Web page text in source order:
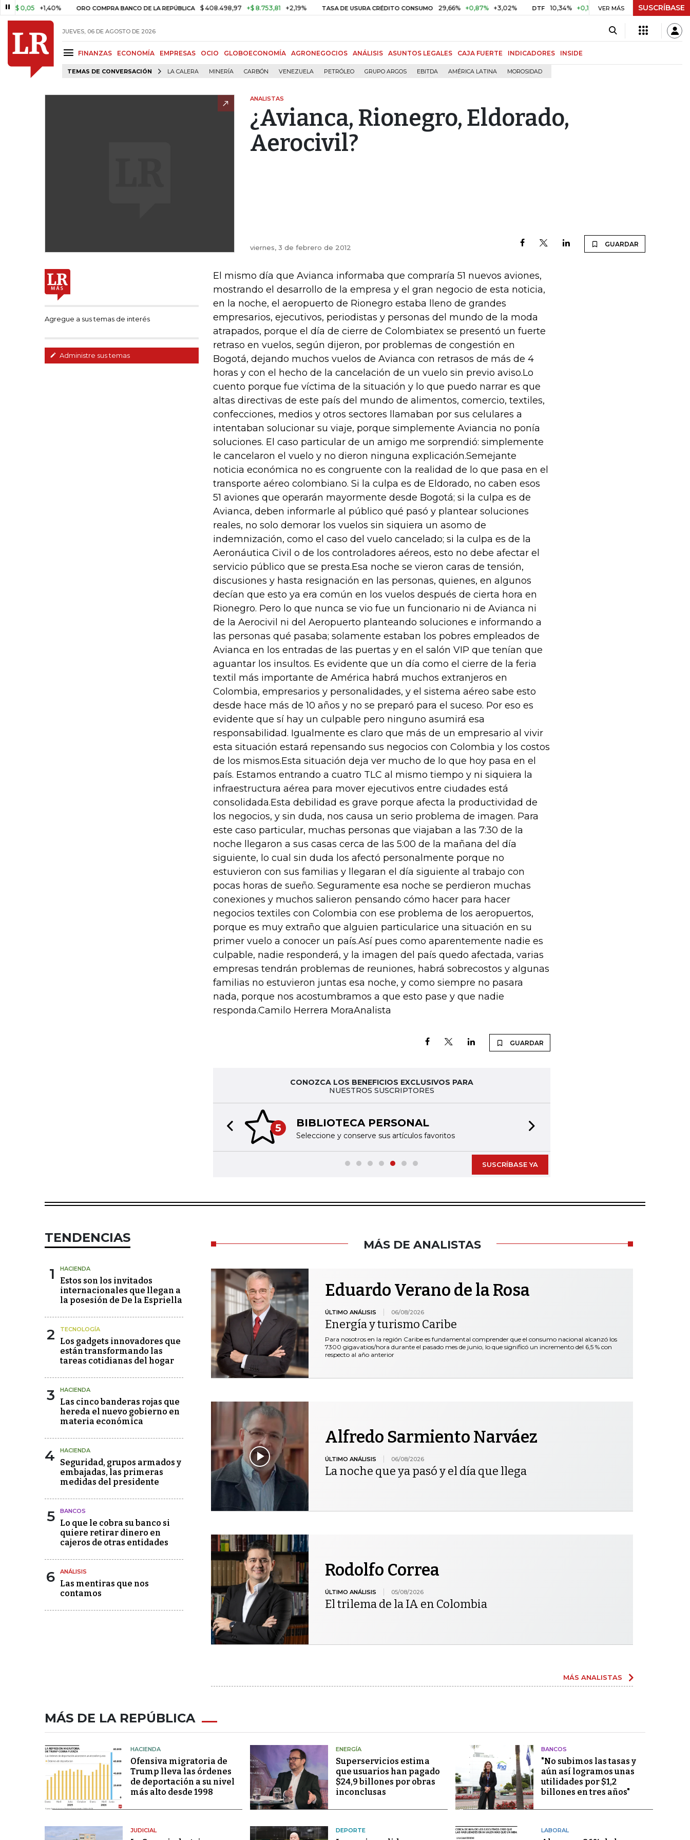
+1,40% ORO COMPRA BANCO DE LA REPÚBLICA $ 408.498,97 +$ 8.753,81 +2,19% TASA DE USURA CRÉDITO CONSUMO 29,66% +0,87% +3,02% DTF 10,34% +0,10% +0,98% UVR $ 416,91 +$ 0,05
VER MÁS SUSCRÍBASE
JUEVES, 06 DE AGOSTO DE 2026
FINANZAS ECONOMÍA EMPRESAS OCIO GLOBOECONOMÍA AGRONEGOCIOS ANÁLISIS ASUNTOS LEGALES CAJA FUERTE INDICADORES INSIDE
TEMAS DE CONVERSACIÓN LA CALERA MINERÍA CARBÓN VENEZUELA PETRÓLEO GRUPO ARGOS EBITDA AMÉRICA LATINA MOROSIDAD
ANALISTAS
¿Avianca, Rionegro, Eldorado,
Aerocivil?
viernes, 3 de febrero de 2012 GUARDAR
Agregue a sus temas de interés
Administre sus temas
El mismo día que Avianca informaba que compraría 51 nuevos aviones,
mostrando el desarrollo de la empresa y el gran negocio de esta noticia,
en la noche, el aeropuerto de Rionegro estaba lleno de grandes
empresarios, ejecutivos, periodistas y personas del mundo de la moda
atrapados, porque el día de cierre de Colombiatex se presentó un fuerte
retraso en vuelos, según dijeron, por problemas de congestión en
Bogotá, dejando muchos vuelos de Avianca con retrasos de más de 4
horas y con el hecho de la cancelación de un vuelo sin previo aviso.Lo
cuento porque fue víctima de la situación y lo que puedo narrar es que
altas directivas de este país del mundo de alimentos, comercio, textiles,
confecciones, medios y otros sectores llamaban por sus celulares a
intentaban solucionar su viaje, porque simplemente Aviancia no ponía
soluciones. El caso particular de un amigo me sorprendió: simplemente
le cancelaron el vuelo y no dieron ninguna explicación.Semejante
noticia económica no es congruente con la realidad de lo que pasa en el
transporte aéreo colombiano. Si la culpa es de Eldorado, no caben esos
51 aviones que operarán mayormente desde Bogotá; si la culpa es de
Avianca, deben informarle al público qué pasó y plantear soluciones
reales, no solo demorar los vuelos sin siquiera un asomo de
indemnización, como el caso del vuelo cancelado; si la culpa es de la
Aeronáutica Civil o de los controladores aéreos, esto no debe afectar el
servicio público que se presta.Esa noche se vieron caras de tensión,
discusiones y hasta resignación en las personas, quienes, en algunos
decían que esto ya era común en los vuelos después de cierta hora en
Rionegro. Pero lo que nunca se vio fue un funcionario ni de Avianca ni
de la Aerocivil ni del Aeropuerto planteando soluciones e informando a
las personas qué pasaba; solamente estaban los pobres empleados de
Avianca en los entradas de las puertas y en el salón VIP que tenían que
aguantar los insultos. Es evidente que un día como el cierre de la feria
textil más importante de América habrá muchos extranjeros en
Colombia, empresarios y personalidades, y el sistema aéreo sabe esto
desde hace más de 10 años y no se preparó para el suceso. Por eso es
evidente que sí hay un culpable pero ninguno asumirá esa
responsabilidad. Igualmente es claro que más de un empresario al vivir
esta situación estará repensando sus negocios con Colombia y los costos
de los mismos.Esta situación deja ver mucho de lo que hoy pasa en el
país. Estamos entrando a cuatro TLC al mismo tiempo y ni siquiera la
infraestructura aérea para mover ejecutivos entre ciudades está
consolidada.Esta debilidad es grave porque afecta la productividad de
los negocios, y sin duda, nos causa un serio problema de imagen. Para
este caso particular, muchas personas que viajaban a las 7:30 de la
noche llegaron a sus casas cerca de las 5:00 de la mañana del día
siguiente, lo cual sin duda los afectó personalmente porque no
estuvieron con sus familias y llegaran el día siguiente al trabajo con
pocas horas de sueño. Seguramente esa noche se perdieron muchas
conexiones y muchos salieron pensando cómo hacer para hacer
negocios textiles con Colombia con ese problema de los aeropuertos,
porque es muy extraño que alguien particularice una situación en su
primer vuelo a conocer un país.Así pues como aparentemente nadie es
culpable, nadie responderá, y la imagen del país quedo afectada, varias
empresas tendrán problemas de reuniones, habrá sobrecostos y algunas
familias no estuvieron juntas esa noche, y como siempre no pasara
nada, porque nos acostumbramos a que esto pase y que nadie
responda.Camilo Herrera MoraAnalista
GUARDAR
CONOZCA LOS BENEFICIOS EXCLUSIVOS PARA
NUESTROS SUSCRIPTORES
5 BIBLIOTECA PERSONAL
Seleccione y conserve sus artículos favoritos
Previous slide
SUSCRÍBASE YA
TENDENCIAS
1 HACIENDA
Estos son los invitados
internacionales que llegan a
la posesión de De la Espriella
2 TECNOLOGÍA
Los gadgets innovadores que
están transformando las
tareas cotidianas del hogar
3 HACIENDA
Las cinco banderas rojas que
hereda el nuevo gobierno en
materia económica
4 HACIENDA
Seguridad, grupos armados y
embajadas, las primeras
medidas del presidente
5 BANCOS
Lo que le cobra su banco si
quiere retirar dinero en
cajeros de otras entidades
6 ANÁLISIS
Las mentiras que nos
contamos
MÁS DE ANALISTAS
Eduardo Verano de la Rosa
ÚLTIMO ANÁLISIS 06/08/2026
Energía y turismo Caribe
Para nosotros en la región Caribe es fundamental comprender que el consumo nacional alcanzó los
7300 gigavatios/hora durante el pasado mes de junio, lo que significó un incremento del 6,5 % con
respecto al año anterior
Alfredo Sarmiento Narváez
ÚLTIMO ANÁLISIS 06/08/2026
La noche que ya pasó y el día que llega
Rodolfo Correa
ÚLTIMO ANÁLISIS 05/08/2026
El trilema de la IA en Colombia
MÁS ANALISTAS
MÁS DE LA REPÚBLICA
HACIENDA
Ofensiva migratoria de
Trump lleva las órdenes
de deportación a su nivel
más alto desde 1998
ENERGÍA
Superservicios estima
que usuarios han pagado
$24,9 billones por obras
inconclusas
BANCOS
"No subimos las tasas y
aún así logramos unas
utilidades por $1,2
billones en tres años"
JUDICIAL DEPORTE LABORAL